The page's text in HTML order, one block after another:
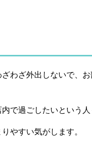
わざ外出しないで、
で過ごしたいという人
やすい気がします。